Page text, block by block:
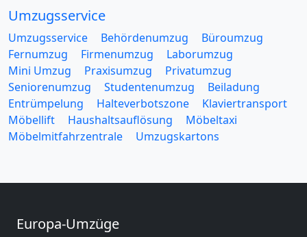
Umzugsservice
Umzugsservice Behördenumzug
Büroumzug
Fernumzug
Firmenumzug
Laborumzug
Mini Umzug
Praxisumzug
Privatumzug
Seniorenumzug
Studentenumzug
Beiladung
Entrümpelung
Halteverbotszone
Klaviertransport
Möbellift
Haushaltsauflösung
Möbeltaxi
Möbelmitfahrzentrale
Umzugskartons
Europa-Umzüge